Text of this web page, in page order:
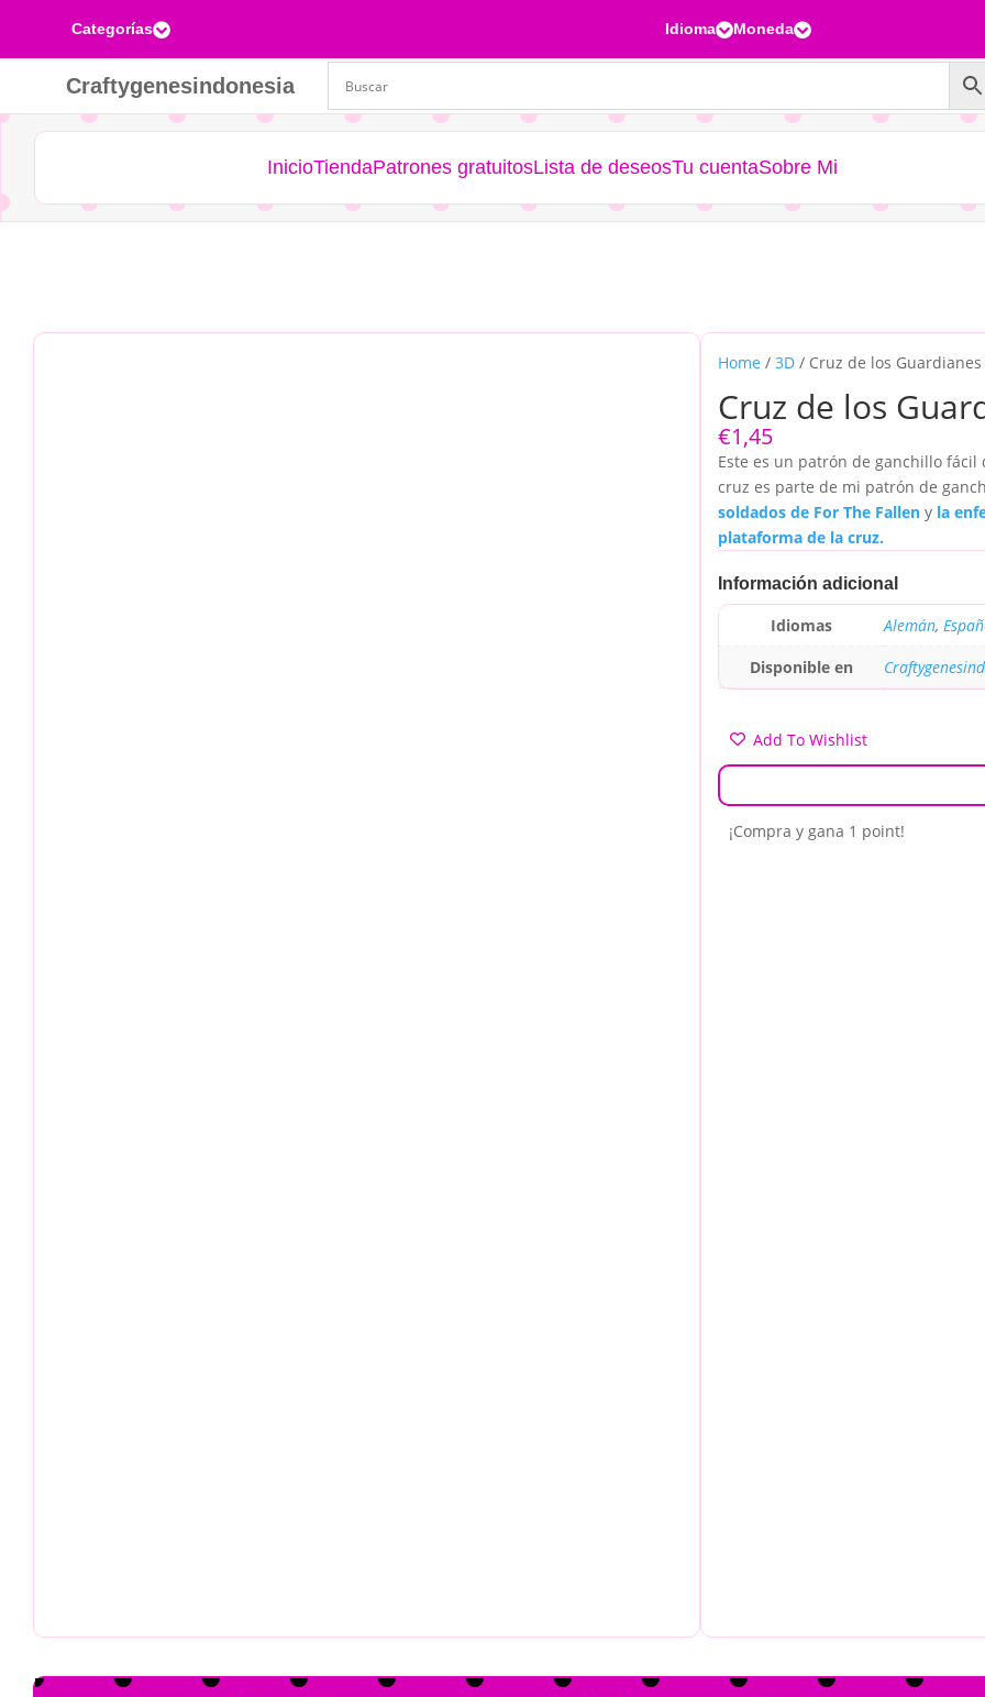
Categorías IdiomaMoneda
Craftygenesindonesia
InicioTiendaPatrones gratuitosLista de deseosTu cuentaSobre Mi
Home / 3D/ Cruz de los Guardianes
Cruz de los
€1,45
Este es un patrón de ganchillo
cruz es parte de mi patrón de
soldados de For The Falleny la
plataforma de la cruz.
Información adicional
Idiomas Alemán,
Disponible en
Add To Wishlist
¡Compra y gana 1 point!